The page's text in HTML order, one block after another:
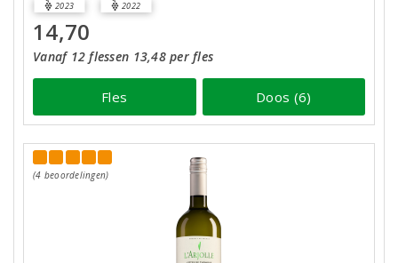
2023 2022
14,70
Vanaf 12 flessen 13,48 per fles
Fles Doos (6)
(4 beoordelingen)